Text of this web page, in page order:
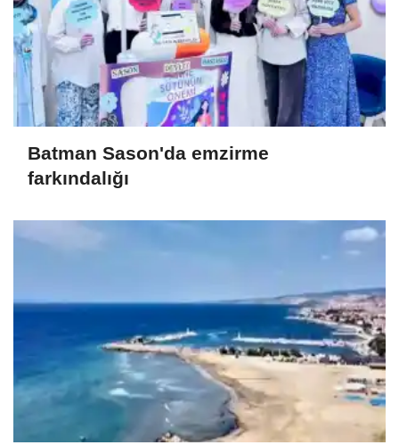
Batman Sason'da emzirme
farkındalığı